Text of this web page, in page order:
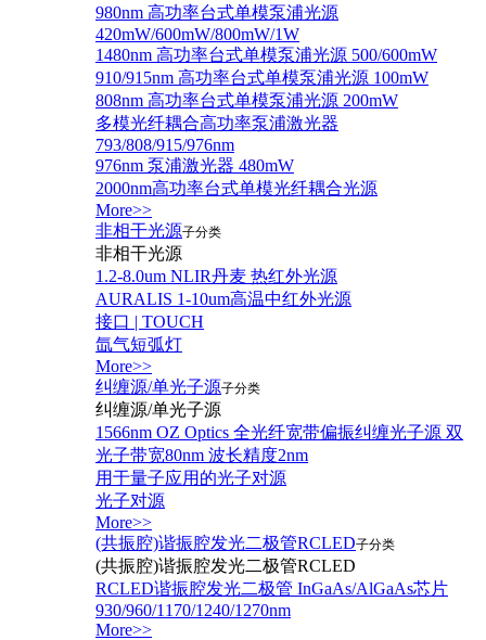
980nm 高功率台式单模泵浦光源
420mW/600mW/800mW/1W
1480nm 高功率台式单模泵浦光源 500/600mW
910/915nm 高功率台式单模泵浦光源 100mW
808nm 高功率台式单模泵浦光源 200mW
多模光纤耦合高功率泵浦激光器
793/808/915/976nm
976nm 泵浦激光器 480mW
2000nm高功率台式单模光纤耦合光源
More>>
非相干光源子分类
非相干光源
1.2-8.0um NLIR丹麦 热红外光源
AURALIS 1-10um高温中红外光源
接口 | TOUCH
氙气短弧灯
More>>
纠缠源/单光子源子分类
纠缠源/单光子源
1566nm OZ Optics 全光纤宽带偏振纠缠光子源 双
光子带宽80nm 波长精度2nm
用于量子应用的光子对源
光子对源
More>>
(共振腔)谐振腔发光二极管RCLED子分类
(共振腔)谐振腔发光二极管RCLED
RCLED谐振腔发光二极管 InGaAs/AlGaAs芯片
930/960/1170/1240/1270nm
More>>